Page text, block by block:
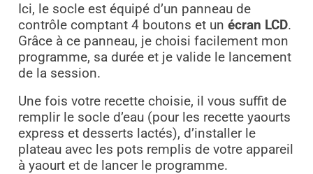
Ici, le socle est équipé d’un panneau de
contrôle comptant 4 boutons et un écran LCD.
Grâce à ce panneau, je choisi facilement mon
programme, sa durée et je valide le lancement
de la session.
Une fois votre recette choisie, il vous suffit de
remplir le socle d’eau (pour les recette yaourts
express et desserts lactés), d’installer le
plateau avec les pots remplis de votre appareil
à yaourt et de lancer le programme.